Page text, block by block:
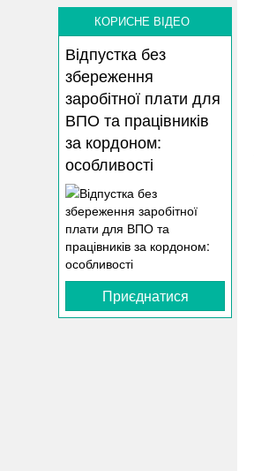
КОРИСНЕ ВІДЕО
Відпустка без
збереження
заробітної плати для
ВПО та працівників
за кордоном:
особливості
Приєднатися